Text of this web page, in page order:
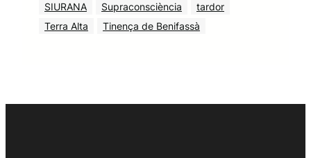
SIURANA
Supraconsciència
tardor
Terra Alta
Tinença de Benifassà